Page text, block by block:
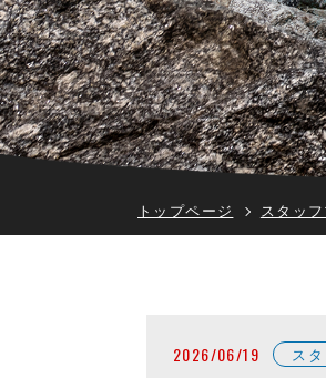
トップページ スタッ
2026/06/19 ス